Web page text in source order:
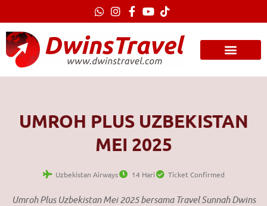
konten
UMROH PLUS UZBEKISTAN
MEI 2025
Uzbekistan Airways 14 Hari Ticket Confirmed
Umroh Plus Uzbekistan Mei 2025 bersama Travel Sunnah Dwins